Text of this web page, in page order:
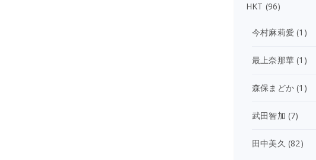
HKT (96)
今村麻莉愛 (1)
最上奈那華 (1)
森保まどか (1)
武田智加 (7)
田中美久 (82)